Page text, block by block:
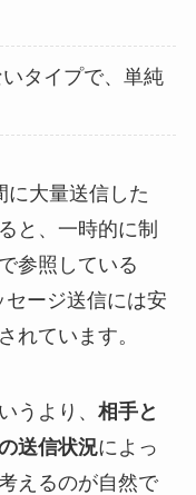
タイプで、単純
に大量送信した
と、一時的に制
参照している
ージ送信には安
れています。
うより、 相手と
送信状況によっ
えるのが自然で